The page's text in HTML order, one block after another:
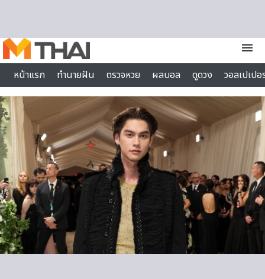
menu
หน้าแรก
ทำนายฝัน ตรวจหวย ผลบอล ดูดวง
วอลเปเป
ไลฟ์สไตล์